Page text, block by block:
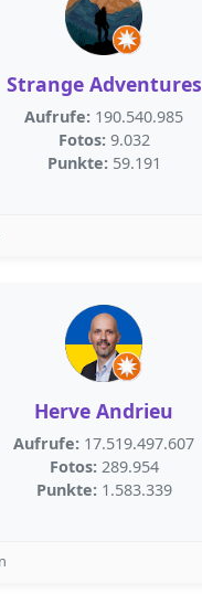
Strange Adventures
Aufrufe: 190.540.985
Fotos: 9.032
Punkte: 59.191
Herve Andrieu
Aufrufe: 17.519.497.607
Fotos: 289.954
Punkte: 1.583.339